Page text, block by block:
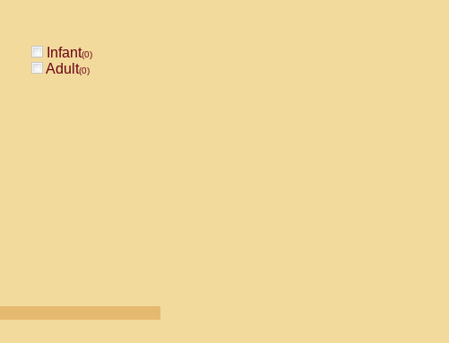
Infant(0)
Adult(0)